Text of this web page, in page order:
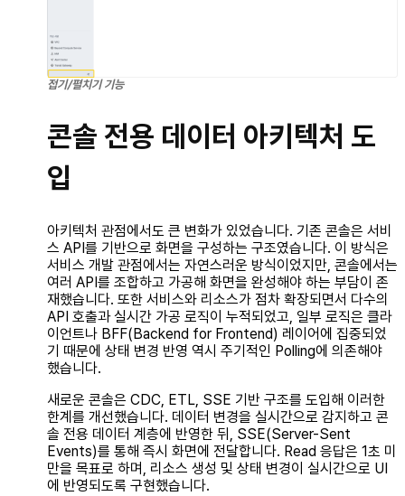
접기/펼치기 기능
콘솔 전용 데이터 아키텍처 도
입
아키텍처 관점에서도 큰 변화가 있었습니다. 기존 콘솔은 서비
스 API를 기반으로 화면을 구성하는 구조였습니다. 이 방식은
서비스 개발 관점에서는 자연스러운 방식이었지만, 콘솔에서는
여러 API를 조합하고 가공해 화면을 완성해야 하는 부담이 존
재했습니다. 또한 서비스와 리소스가 점차 확장되면서 다수의
API 호출과 실시간 가공 로직이 누적되었고, 일부 로직은 클라
이언트나 BFF(Backend for Frontend) 레이어에 집중되었
기 때문에 상태 변경 반영 역시 주기적인 Polling에 의존해야
했습니다.
새로운 콘솔은 CDC, ETL, SSE 기반 구조를 도입해 이러한
한계를 개선했습니다. 데이터 변경을 실시간으로 감지하고 콘
솔 전용 데이터 계층에 반영한 뒤, SSE(Server-Sent
Events)를 통해 즉시 화면에 전달합니다. Read 응답은 1초 미
만을 목표로 하며, 리소스 생성 및 상태 변경이 실시간으로 UI
에 반영되도록 구현했습니다.